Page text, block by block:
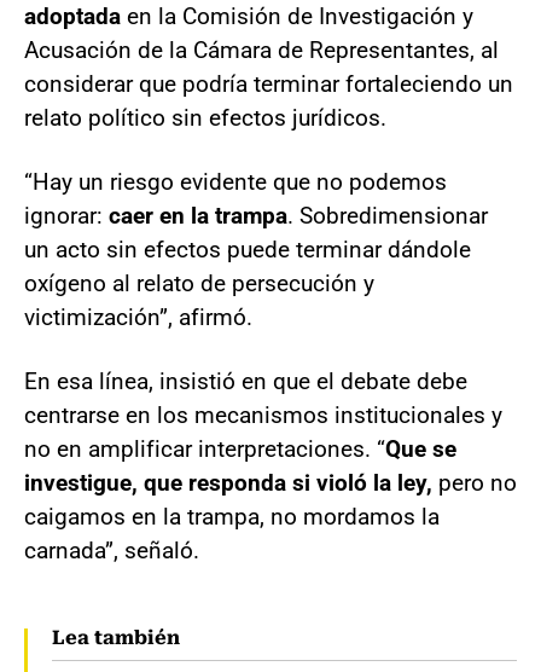
adoptada en la Comisión de Investigación y
Acusación de la Cámara de Representantes, al
considerar que podría terminar fortaleciendo un
relato político sin efectos jurídicos.
“Hay un riesgo evidente que no podemos
ignorar: caer en la trampa. Sobredimensionar
un acto sin efectos puede terminar dándole
oxígeno al relato de persecución y
victimización”, afirmó.
En esa línea, insistió en que el debate debe
centrarse en los mecanismos institucionales y
no en amplificar interpretaciones. “Que se
investigue, que responda si violó la ley, pero no
caigamos en la trampa, no mordamos la
carnada”, señaló.
Lea también